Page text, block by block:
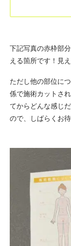
下記写真の赤枠部
える箇所です！見
ただし他の部位に
係で施術カットさ
てからどんな感じ
ので、しばらくお待